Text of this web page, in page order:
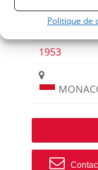
Politique de
356
1953